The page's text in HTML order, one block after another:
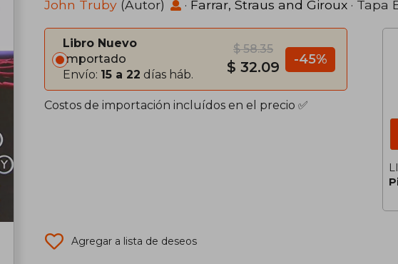
John Truby (Autor) · Farrar, Straus and Giroux · Tapa
Libro Nuevo
Importado
Envío: 15 a 22 días háb.
$ 58.35
$ 32.09 -45%
Costos de importación incluídos en el precio ✅
Agregar a lista de deseos